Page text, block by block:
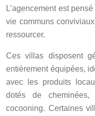
L’agencement est
vie communs
ressourcer.
Ces villas disposent
entièrement équipées,
avec les produits
dotés de
cocooning. Certaines